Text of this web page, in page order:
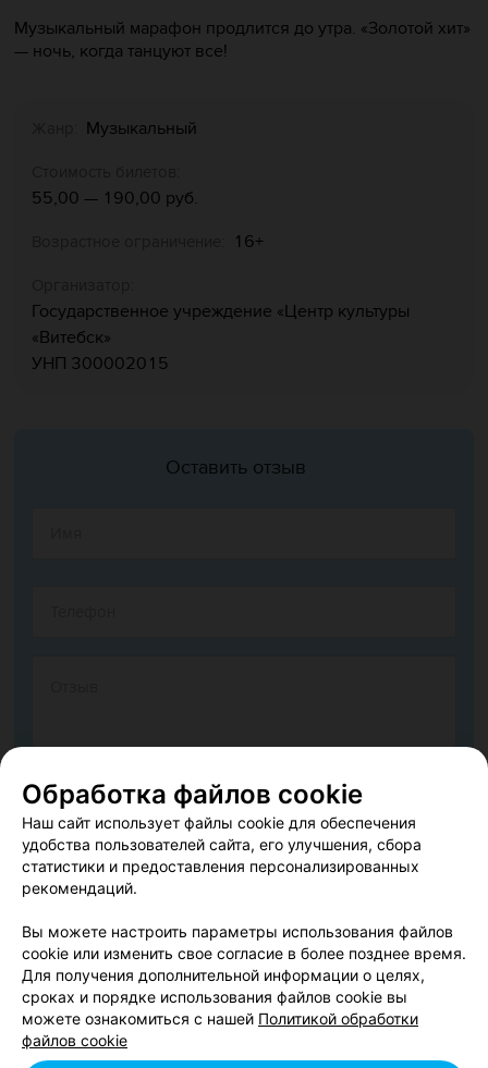
Музыкальный марафон продлится до утра. «Золотой хит»
— ночь, когда танцуют все!
Музыкальный
55,00 — 190,00 руб.
16+
Государственное учреждение «Центр культуры
«‎Витебск»‎
УНП 300002015
Оставить отзыв
Согласен опубликовать отзыв. Подробнее об
условиях
обработки персональных данныхимеханизме реализации
прав
Добавить отзыв
Нажимая кнопку «Добавить отзыв», вы принимаете
Пользовательского соглашения
Обработка файлов cookie
Наш сайт использует файлы cookie для обеспечения
удобства пользователей сайта, его улучшения, сбора
статистики и предоставления персонализированных
рекомендаций.
Вы можете настроить параметры использования файлов
cookie или изменить свое согласие в более позднее время.
Для получения дополнительной информации о целях,
сроках и порядке использования файлов cookie вы
можете ознакомиться с нашей Политикой обработки
файлов cookie